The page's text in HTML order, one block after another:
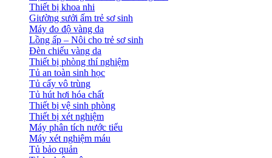
Thiết bị khoa nhi
Giường sưởi ấm trẻ sơ sinh
Máy đo độ vàng da
Lồng ấp – Nôi cho trẻ sơ sinh
Đèn chiếu vàng da
Thiết bị phòng thí nghiệm
Tủ an toàn sinh học
Tủ cấy vô trùng
Tủ hút hơi hóa chất
Thiết bị vệ sinh phòng
Thiết bị xét nghiệm
Máy phân tích nước tiểu
Máy xét nghiệm máu
Tủ bảo quản